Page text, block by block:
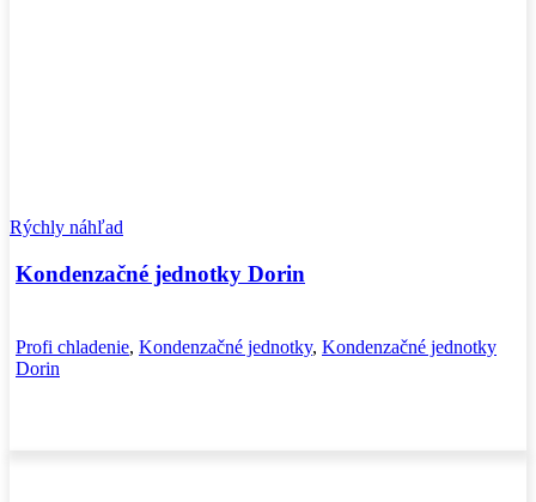
Rýchly náhľad
Kondenzačné jednotky Dorin
Profi chladenie, Kondenzačné jednotky, Kondenzačné jednotky
Dorin